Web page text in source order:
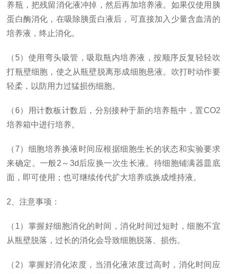
养瓶，把残留消化液冲掉，然后再加培养液。如果仅使用胰
蛋白酶消化，在吸除胰蛋白液后，可直接加入少量含血清的
培养液，终止消化。
（5）使用弯头吸管，吸取瓶内培养液，按顺序反复轻轻吹
打瓶壁细胞，使之从瓶壁脱离形成细胞悬液。吹打时动作要
轻柔，以防用力过猛损伤细胞。
（6）用计数板计数后，分别接种于新的培养瓶中，置CO2
培养箱中进行培养。
（7）细胞培养换液时间应根据细胞生长的状态和实验要求
来确定。一般2～3d后应换一次生长液。待细胞铺满器皿底
面，即可使用；也可继续传代扩大培养或换成维持液。
2、注意事项：
（1）掌握好细胞消化的时间，消化时间过短时，细胞不宜
从瓶壁脱落，过长的消化会导致细胞脱落、损伤。
（2）掌握好消化浓度，当消化液浓度过高时，消化时间应